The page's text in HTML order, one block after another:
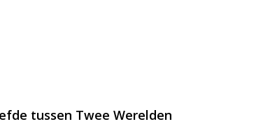
tussen Twee Werelden